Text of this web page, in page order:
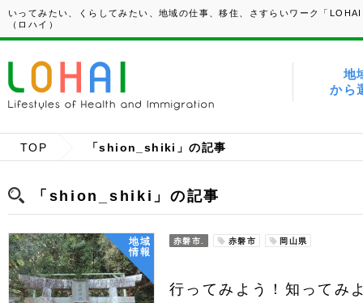
いってみたい、くらしてみたい、地域の仕事、移住、さすらいワーク「
（ロハイ）
地
から
TOP 「shion_shiki」の記事
「shion_shiki」の記事
地域
情報
赤磐市. 赤磐市 岡山県
行ってみよう！知ってみ